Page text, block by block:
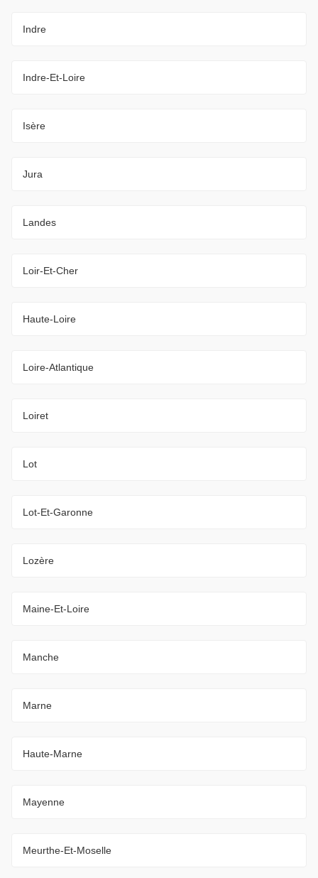
Indre
Indre-Et-Loire
Isère
Jura
Landes
Loir-Et-Cher
Haute-Loire
Loire-Atlantique
Loiret
Lot
Lot-Et-Garonne
Lozère
Maine-Et-Loire
Manche
Marne
Haute-Marne
Mayenne
Meurthe-Et-Moselle